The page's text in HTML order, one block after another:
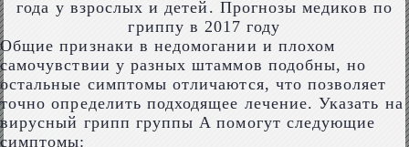
Общие признаки в недомогании и плохом
самочувствии у разных штаммов подобны, но
остальные симптомы отличаются, что позволяет
точно определить подходящее лечение. Указать на
вирусный грипп группы A помогут следующие
симптомы: